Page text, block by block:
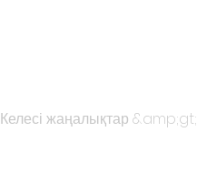
Келесі жаңалықтар &amp;gt;